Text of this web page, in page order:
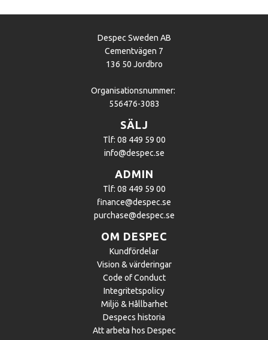
Despec Sweden AB
Cementvägen 7
136 50 Jordbro
Organisationsnummer:
556476-3083
SÄLJ
Tlf: 08 449 59 00
info@despec.se
ADMIN
Tlf: 08 449 59 00
finance@despec.se
purchase@despec.se
OM DESPEC
Kundfördelar
Vision & värderingar
Code of Conduct
Integritetspolicy
Miljö & Hållbarhet
Despecs historia
Att arbeta hos Despec